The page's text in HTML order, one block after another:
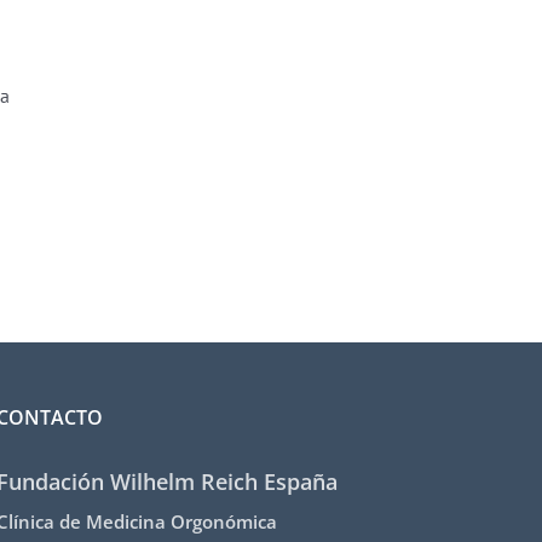
Wilhelm Reich España
de Medicina Orgonómica